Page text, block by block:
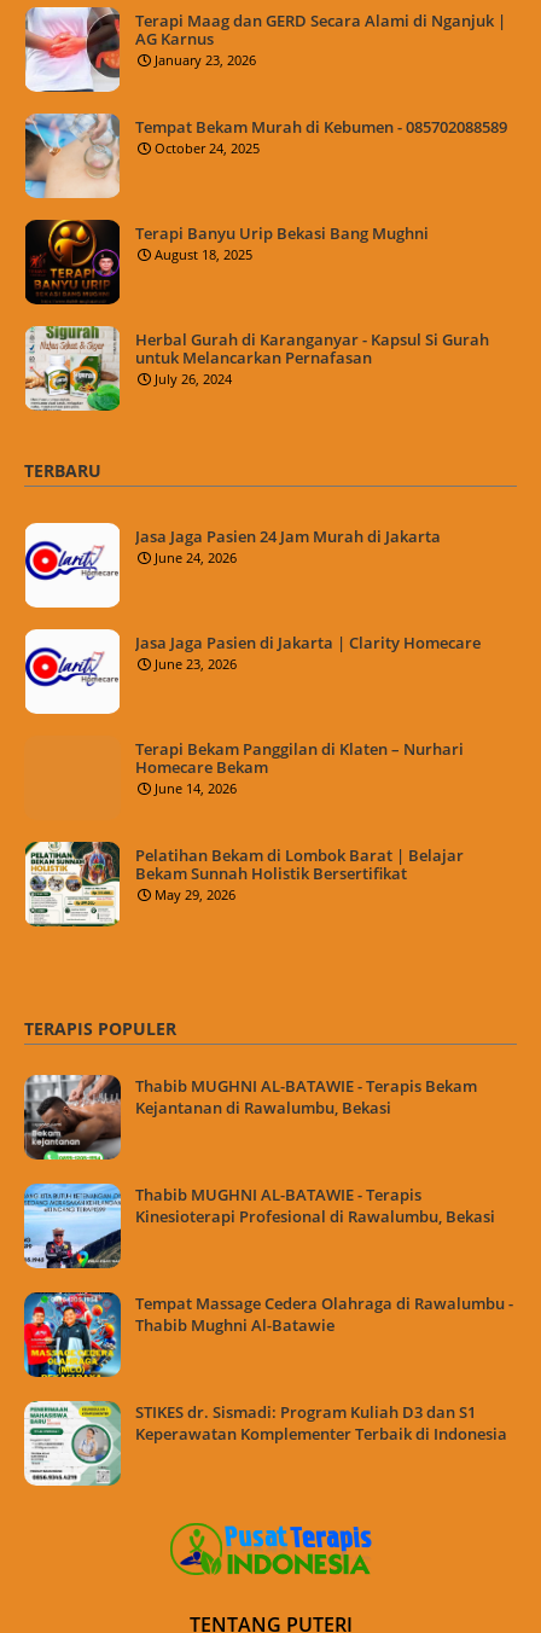
Terapi Maag dan GERD Secara Alami di Nganjuk |
AG Karnus
January 23, 2026
Tempat Bekam Murah di Kebumen - 085702088589
October 24, 2025
Terapi Banyu Urip Bekasi Bang Mughni
August 18, 2025
Herbal Gurah di Karanganyar - Kapsul Si Gurah
untuk Melancarkan Pernafasan
July 26, 2024
TERBARU
Jasa Jaga Pasien 24 Jam Murah di Jakarta
June 24, 2026
Jasa Jaga Pasien di Jakarta | Clarity Homecare
June 23, 2026
Terapi Bekam Panggilan di Klaten – Nurhari
Homecare Bekam
June 14, 2026
Pelatihan Bekam di Lombok Barat | Belajar
Bekam Sunnah Holistik Bersertifikat
May 29, 2026
TERAPIS POPULER
Thabib MUGHNI AL-BATAWIE - Terapis Bekam
Kejantanan di Rawalumbu, Bekasi
Thabib MUGHNI AL-BATAWIE - Terapis
Kinesioterapi Profesional di Rawalumbu, Bekasi
Tempat Massage Cedera Olahraga di Rawalumbu -
Thabib Mughni Al-Batawie
STIKES dr. Sismadi: Program Kuliah D3 dan S1
Keperawatan Komplementer Terbaik di Indonesia
TENTANG PUTERI